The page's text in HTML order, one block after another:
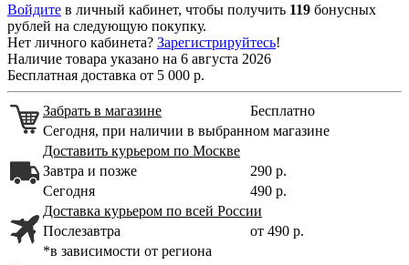
Войдите в личный кабинет, чтобы получить 119 бонусных
рублей на следующую покупку.
Нет личного кабинета? Зарегистрируйтесь!
Наличие товара указано на 6 августа 2026
Бесплатная доставка от 5 000 р.
Забрать в магазине
Бесплатно
Сегодня, при наличии в выбранном магазине
Доставить курьером по Москве
Завтра и позже
290 р.
Сегодня
490 р.
Доставка курьером по всей России
Послезавтра
от 490 р.
*в зависимости от региона